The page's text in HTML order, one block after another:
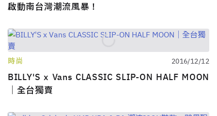
啟動南台灣潮流風暴！
時尚 2016/12/12
BILLY'S x Vans CLASSIC SLIP-ON HALF MOON
｜全台獨賣